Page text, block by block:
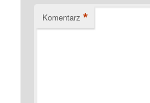
Komentarz *